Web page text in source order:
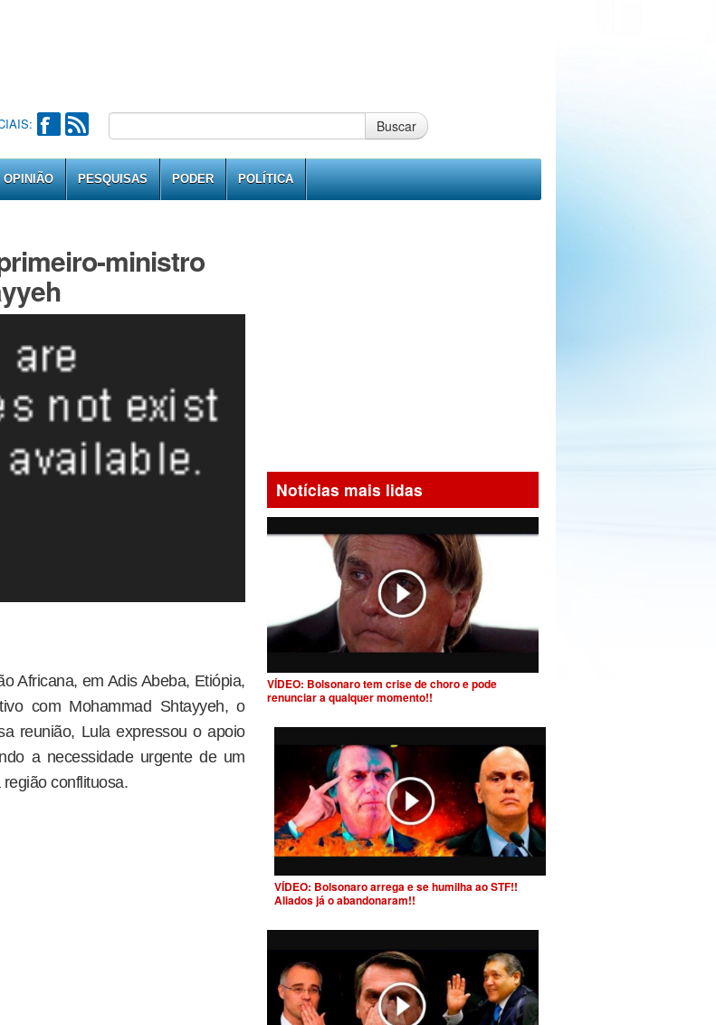
Buscar
OPINIÃO PESQUISAS PODER POLÍTICA
ministro
Africana, em Adis Abeba, Etiópia,
com Mohammad Shtayyeh, o
reunião, Lula expressou o apoio
a necessidade urgente de um
conflituosa.
Notícias mais lidas
VÍDEO: Bolsonaro tem crise de choro e pode
renunciar a qualquer momento!!
VÍDEO: Bolsonaro arrega e se humilha ao STF!!
Aliados já o abandonaram!!